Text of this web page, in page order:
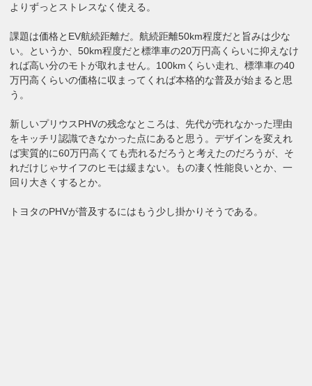
よりずっとストレスなく使える。
課題は価格とEV航続距離だ。航続距離50km程度だと旨みは少な
い。というか、50km程度だと標準車の20万円高くらいに抑えなけ
れば高い分のモトが取れません。100kmくらい走れ、標準車の40
万円高くらいの価格に収まってくれば本格的な普及が始まると思
う。
新しいプリウスPHVの残念なところは、先代が売れなかった理由
をキッチリ認識できなかった点にあると思う。デザインを変えれ
ば実質的に60万円高くても売れるだろうと考えたのだろうが、そ
れだけじゃサイフのヒモは緩まない。もの凄く性能良いとか、一
回り大きくするとか。
トヨタのPHVが普及するにはもう少し掛かりそうである。